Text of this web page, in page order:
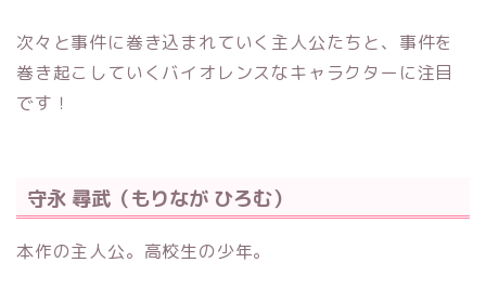
次々と事件に巻き込まれていく主人公たちと、事件を
巻き起こしていくバイオレンスなキャラクターに注目
です！
守永 尋武（もりなが ひろむ）
本作の主人公。高校生の少年。